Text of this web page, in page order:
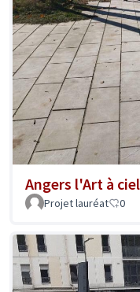
Angers l'Art à
Projet lauréat 0